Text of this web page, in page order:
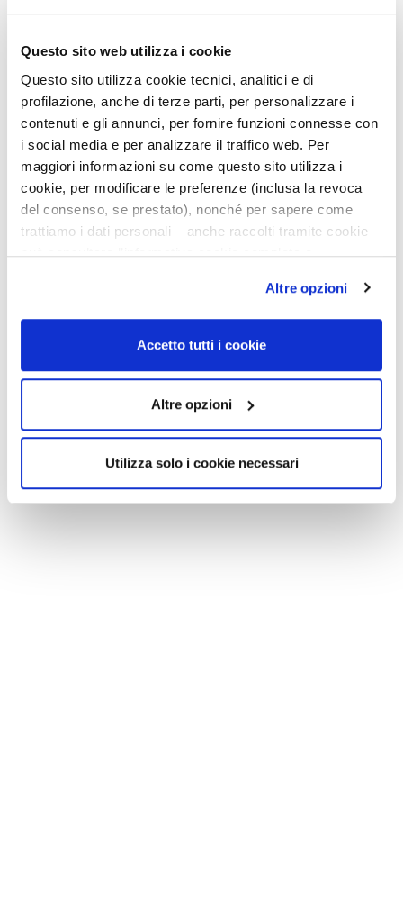
Questo sito web utilizza i cookie
Questo sito utilizza cookie tecnici, analitici e di
profilazione, anche di terze parti, per personalizzare i
contenuti e gli annunci, per fornire funzioni connesse con
i social media e per analizzare il traffico web. Per
maggiori informazioni su come questo sito utilizza i
cookie, per modificare le preferenze (inclusa la revoca
del consenso, se prestato), nonché per sapere come
trattiamo i dati personali – anche raccolti tramite cookie –
può consultare l’informativa cookie completa e
qualora clicchi su “Utilizza solo i cookie necessari”, non
sarà installato alcun cookie o altro strumento di
tracciamento diverso da quelli tecnici. Cliccando su
all’installazione di tutti i cookie utilizzati dal sito.
Cliccando su "Altre opzioni", potrà scegliere, in modo più
granulare, quale cookie autorizzare.
Altre opzioni
Accetto tutti i cookie
Altre opzioni
Utilizza solo i cookie necessari